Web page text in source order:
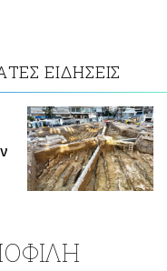
ΕΙΔΗΣΕΙΣ